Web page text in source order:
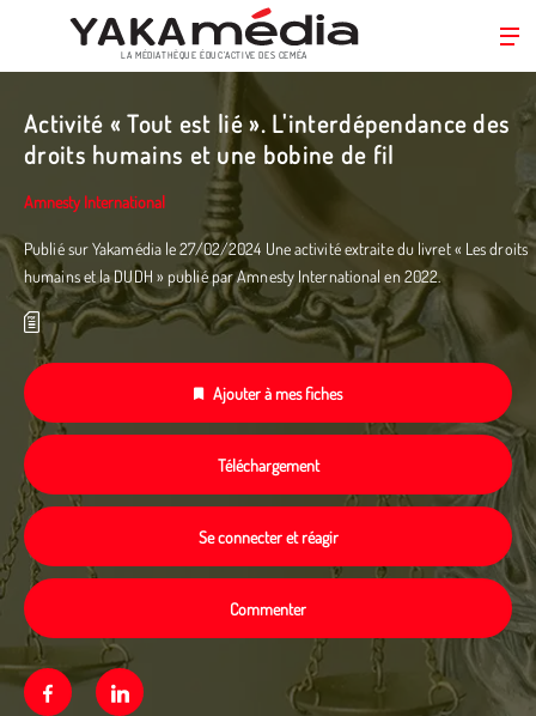
contenu
LA MÉDIATHÈQUE ÉDUC’ACTIVE DES CEMÉA
Activité « Tout est lié ». L'interdépendance des
droits humains et une bobine de fil
Amnesty International
Publié sur Yakamédia le 27/02/2024 Une activité extraite du livret « Les droits
humains et la DUDH » publié par Amnesty International en 2022.­
Ajouter à mes fiches
Téléchargement
Se connecter et réagir
Commenter
FacebookLinkedin